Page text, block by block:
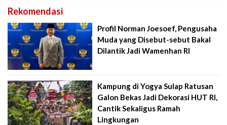
Rekomendasi
Profil Norman Joesoef, Pengusaha
Muda yang Disebut-sebut Bakal
Dilantik Jadi Wamenhan RI
Kampung di Yogya Sulap Ratusan
Galon Bekas Jadi Dekorasi HUT RI,
Cantik Sekaligus Ramah
Lingkungan